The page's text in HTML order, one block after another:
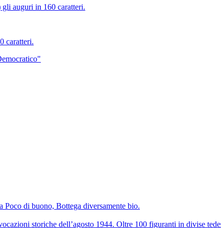
auguri in 160 caratteri.
caratteri.
Poco di buono, Bottega diversamente bio.
storiche dell’agosto 1944. Oltre 100 figuranti in divise